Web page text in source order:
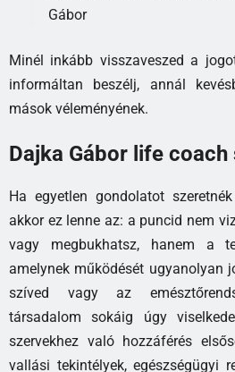
Gábor
Minél inkább visszaveszed a
informáltan beszélj, annál
mások véleményének.
Dajka Gábor life coach
Ha egyetlen gondolatot
akkor ez lenne az: a puncid nem
vagy megbukhatsz, hanem a
amelynek működését ugyanolyan
szíved vagy az
társadalom sokáig úgy
szervekhez való hozzáférés
vallási tekintélyek, egészségügyi